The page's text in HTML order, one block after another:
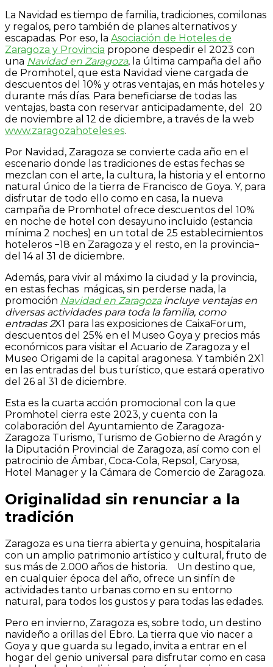
La Navidad es tiempo de familia, tradiciones, comilonas
y regalos, pero también de planes alternativos y
escapadas. Por eso, la Asociación de Hoteles de
Zaragoza y Provincia propone despedir el 2023 con
una Navidad en Zaragoza, la última campaña del año
de Promhotel, que esta Navidad viene cargada de
descuentos del 10% y otras ventajas, en más hoteles y
durante más días. Para beneficiarse de todas las
ventajas, basta con reservar anticipadamente, del
20
de noviembre al 12 de diciembre, a través de la web
www.zaragozahoteles.es.
Por Navidad, Zaragoza se convierte cada año en el
escenario donde las tradiciones de estas fechas se
mezclan con el arte, la cultura, la historia y el entorno
natural único de la tierra de Francisco de Goya. Y, para
disfrutar de todo ello como en casa, la nueva
campaña de Promhotel ofrece descuentos del 10%
en noche de hotel con desayuno incluido (estancia
mínima 2 noches) en un total de 25 establecimientos
hoteleros −18 en Zaragoza y el resto, en la provincia−
del 14 al 31 de diciembre.
Además, para vivir al máximo la ciudad y la provincia,
en estas fechas mágicas, sin perderse nada, la
promoción Navidad en Zaragozaincluye ventajas en
diversas actividades para toda la familia, como
entradas 2X1 para las exposiciones de CaixaForum,
descuentos del 25% en el Museo Goya y precios más
económicos para visitar el Acuario de Zaragoza y el
Museo Origami de la capital aragonesa. Y también 2X1
en las entradas del bus turístico, que estará operativo
del 26 al 31 de diciembre.
Esta es la cuarta acción promocional con la que
Promhotel cierra este 2023, y cuenta con la
colaboración del Ayuntamiento de Zaragoza-
Zaragoza Turismo, Turismo de Gobierno de Aragón y
la Diputación Provincial de Zaragoza, así como con el
patrocinio de Ámbar, Coca-Cola, Repsol, Caryosa,
Hotel Manager y la Cámara de Comercio de Zaragoza.
Originalidad sin renunciar a la
tradición
Zaragoza es una tierra abierta y genuina, hospitalaria
con un amplio patrimonio artístico y cultural, fruto de
sus más de 2.000 años de historia.
Un destino que,
en cualquier época del año, ofrece un sinfín de
actividades tanto urbanas como en su entorno
natural, para todos los gustos y para todas las edades.
Pero en invierno, Zaragoza es, sobre todo, un destino
navideño a orillas del Ebro. L a tierra que vio nacer a
Goya y que guarda su legado, invita a entrar en el
hogar del genio universal para disfrutar como en casa